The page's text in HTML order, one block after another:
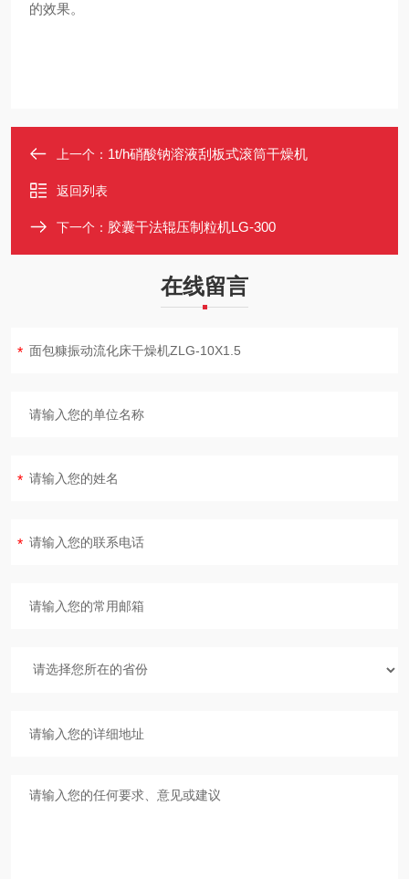
的效果。
上一个： 1t/h硝酸钠溶液刮板式滚筒干燥机
返回列表
下一个： 胶囊干法辊压制粒机LG-300
在线留言